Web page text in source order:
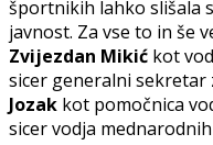
športnikih lahko slišala
javnost. Za vse to in še
Zvijezdan Mikić kot
sicer generalni sekretar
Jozak kot pomočnica
sicer vodja